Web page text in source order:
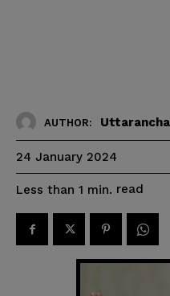
AUTHOR:
24 January 2024
Less than 1 min. read